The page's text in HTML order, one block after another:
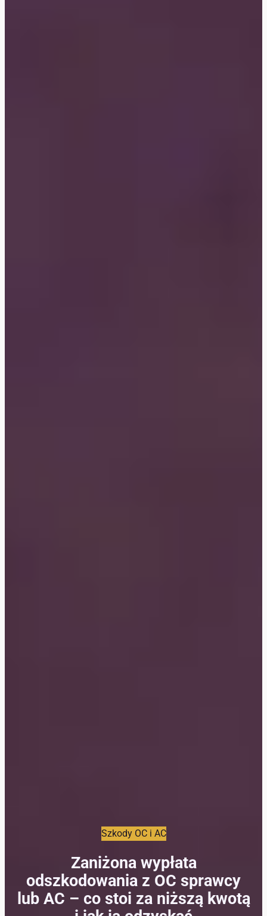
Szkody OC i AC
Zaniżona wypłata
odszkodowania z OC sprawcy
lub AC – co stoi za niższą kwotą